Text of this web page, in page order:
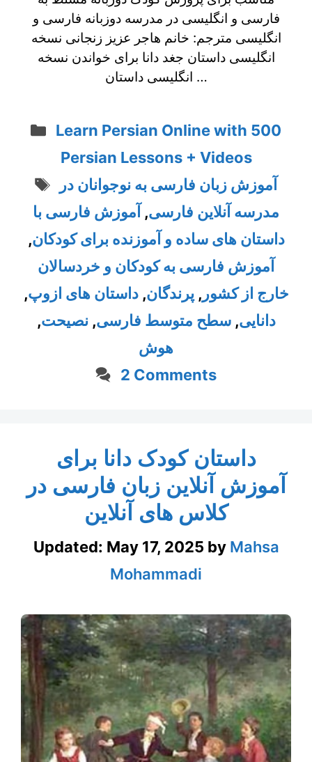
فارسی و انگلیسی در مدرسه دوزبانه فارسی و
انگلیسی مترجم: خانم هاجر عزیز زنجانی نسخه
انگلیسی داستان جغد دانا برای خواندن نسخه
انگلیسی داستان …
Categories
Learn Persian Online with 500
Persian Lessons + Videos
Tags
آموزش زبان فارسی به نوجوانان در
مدرسه آنلاین فارسی, آموزش فارسی با
داستان های ساده و آموزنده برای کودکان,
آموزش فارسی به کودکان و خردسالان
خارج از کشور ,پرندگان,داستان های ازوپ,
دانایی,سطح متوسط فارسی,نصیحت,
هوش
2 Comments
داستان کودک دانا برای
آموزش آنلاین زبان فارسی در
کلاس های آنلاین
Updated: May 17, 2025 by Mahsa
Mohammadi